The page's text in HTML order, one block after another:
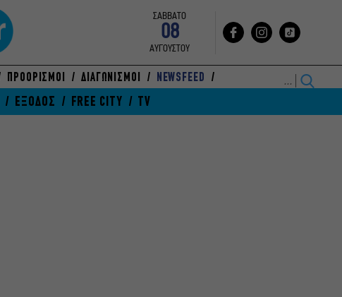
ΣΑΒΒΑΤΟ
08
ΑΥΓΟΥΣΤΟΥ
ΠΡΟΟΡΙΣΜΟΙ ΔΙΑΓΩΝΙΣΜΟΙ NEWSFEED
ΕΞΟΔΟΣ FREE CITY TV